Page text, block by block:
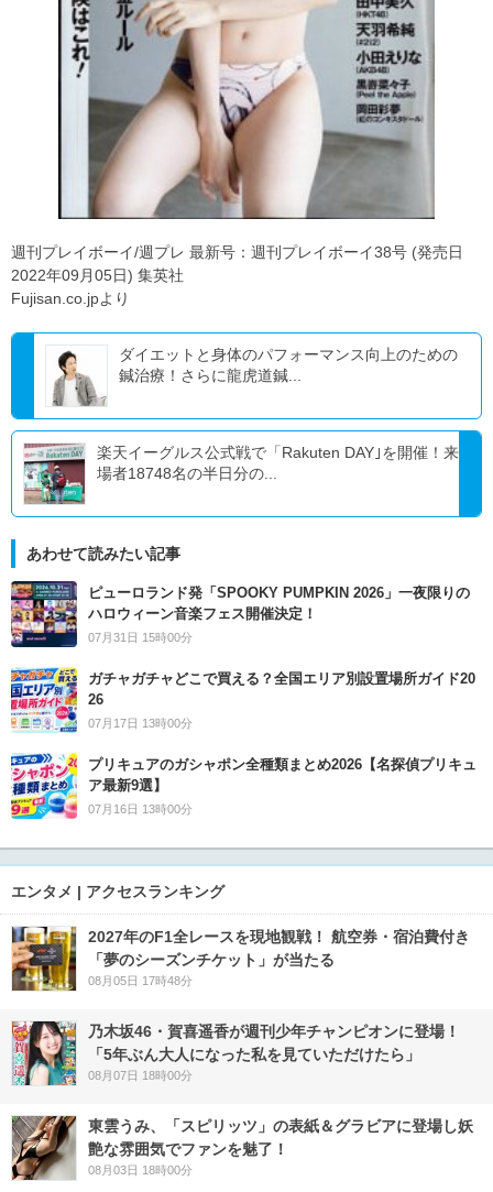
週刊プレイボーイ/週プレ 最新号：週刊プレイボーイ38号 (発売日
2022年09月05日) 集英社
Fujisan.co.jpより
ダイエットと身体のパフォーマンス向上のための
鍼治療！さらに龍虎道鍼...
楽天イーグルス公式戦で「Rakuten DAY｣を開催！来
場者18748名の半日分の...
あわせて読みたい記事
ピューロランド発「SPOOKY PUMPKIN 2026」一夜限りの
ハロウィーン音楽フェス開催決定！
07月31日 15時00分
ガチャガチャどこで買える？全国エリア別設置場所ガイド20
26
07月17日 13時00分
プリキュアのガシャポン全種類まとめ2026【名探偵プリキュ
ア最新9選】
07月16日 13時00分
エンタメ | アクセスランキング
2027年のF1全レースを現地観戦！ 航空券・宿泊費付き
「夢のシーズンチケット」が当たる
08月05日 17時48分
乃木坂46・賀喜遥香が週刊少年チャンピオンに登場！
「5年ぶん大人になった私を見ていただけたら」
08月07日 18時00分
東雲うみ、「スピリッツ」の表紙＆グラビアに登場し妖
艶な雰囲気でファンを魅了！
08月03日 18時00分